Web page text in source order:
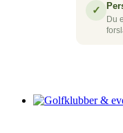
✓
Du